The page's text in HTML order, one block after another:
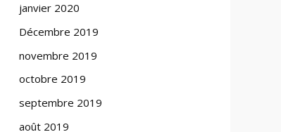
janvier 2020
Décembre 2019
novembre 2019
octobre 2019
septembre 2019
août 2019